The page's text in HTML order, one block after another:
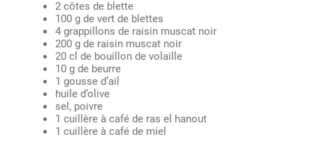
2 côtes de blette
100 g de vert de blettes
4 grappillons de raisin muscat noir
200 g de raisin muscat noir
20 cl de bouillon de volaille
10 g de beurre
1 gousse d’ail
huile d’olive
sel, poivre
1 cuillère à café de ras el hanout
1 cuillère à café de miel